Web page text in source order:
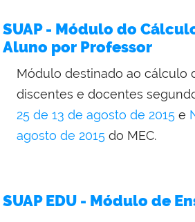
SUAP - Módulo do
Aluno por Professor
Módulo destinado ao cálculo
discentes e docentes
25 de 13 de agosto de 2015 e
agosto de 2015 do MEC.
SUAP EDU - Módulo de